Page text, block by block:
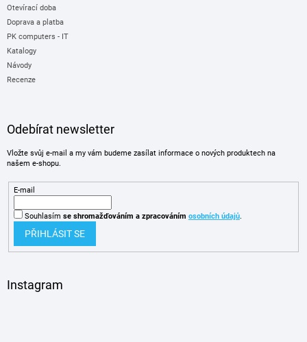
Otevírací doba
Doprava a platba
PK computers - IT
Katalogy
Návody
Recenze
Odebírat newsletter
Vložte svůj e-mail a my vám budeme zasílat informace o nových produktech na
našem e-shopu.
E-mail
Souhlasím se shromažďováním a zpracováním osobních údajů.
PŘIHLÁSIT SE
Instagram